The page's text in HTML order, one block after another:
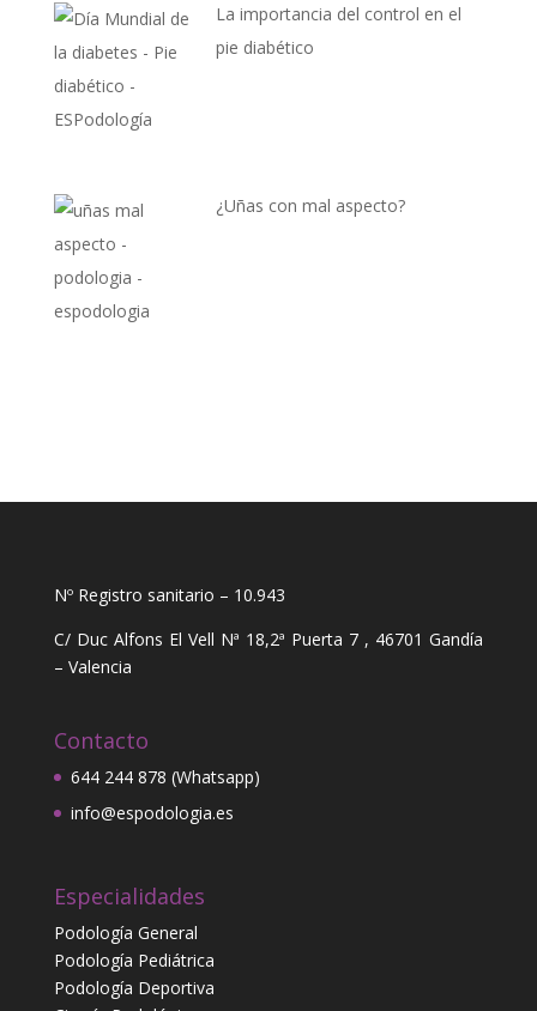
La importancia del control en el
pie diabético
¿Uñas con mal aspecto?
Nº Registro sanitario – 10.943
C/ Duc Alfons El Vell Nª 18,2ª Puerta 7 , 46701 Gandía
– Valencia
Contacto
644 244 878 (Whatsapp)
info@espodologia.es
Especialidades
Podología General
Podología Pediátrica
Podología Deportiva